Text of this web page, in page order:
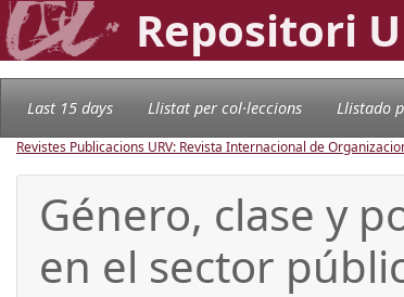
Repositori
Last 15 days Llistat per col·leccions Llistado
Revistes Publicacions URV: Revista Internacional de
Género, clase y
en el sector